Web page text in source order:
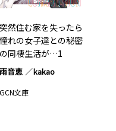
突然住む家を失ったら
憧れの女子達との秘密
の同棲生活が…1
雨音恵 kakao
GCN文庫